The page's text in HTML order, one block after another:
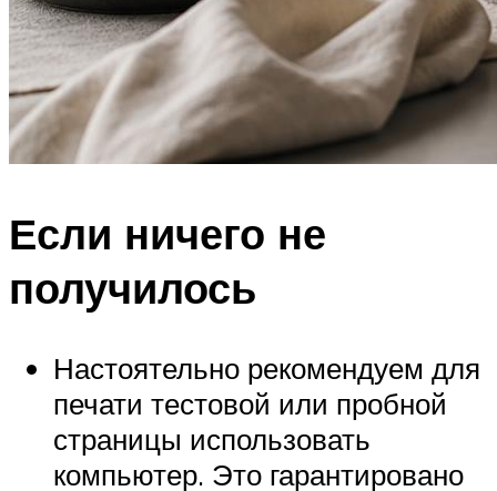
Если ничего не
получилось
Настоятельно рекомендуем для
печати тестовой или пробной
страницы использовать
компьютер. Это гарантировано